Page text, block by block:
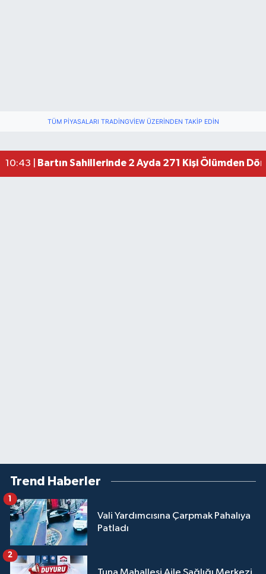
TÜM PIYASALARI TRADINGVIEW ÜZERINDEN TAKIP EDIN
10:43 | Bartın Sahillerinde 2 Ayda 271 Kişi Ölümden
Trend Haberler
Vali Yardımcısına Çarpmak Pahalıya
Patladı
1
2